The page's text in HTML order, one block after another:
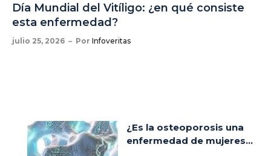
Día Mundial del Vitíligo: ¿en qué consiste
esta enfermedad?
julio 25, 2026 Por Infoveritas
¿Es la osteoporosis una
enfermedad de mujeres...